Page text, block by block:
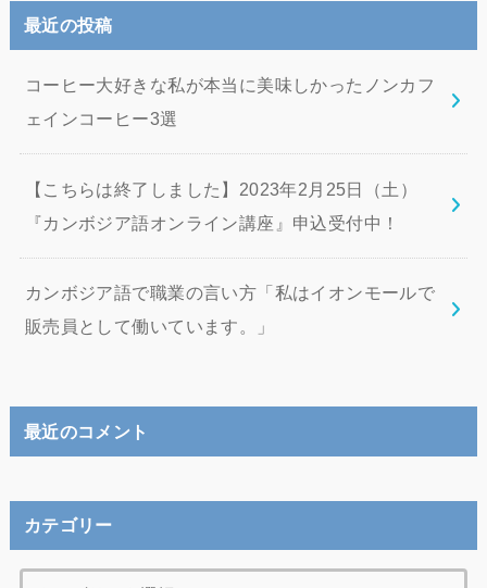
最近の投稿
コーヒー大好きな私が本当に美味しかったノンカフ
ェインコーヒー3選
【こちらは終了しました】2023年2月25日（土）
『カンボジア語オンライン講座』申込受付中！
カンボジア語で職業の言い方「私はイオンモールで
販売員として働いています。」
最近のコメント
カテゴリー